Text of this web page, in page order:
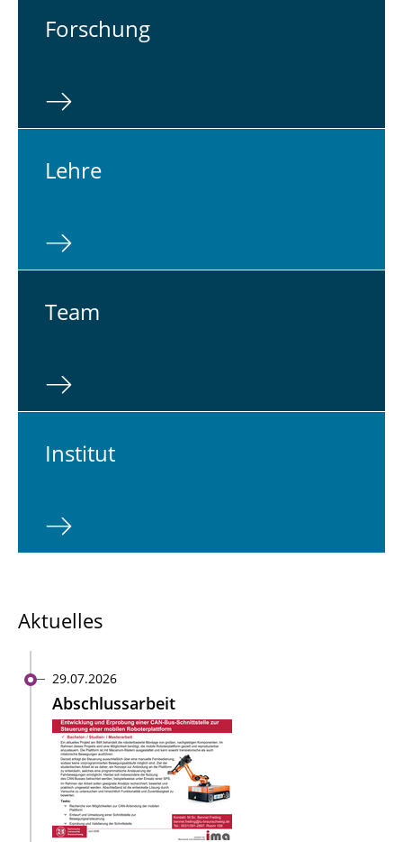
For­schung
Lehre
Team
In­sti­tut
Aktuelles
29.07.2026
Abschlussarbeit